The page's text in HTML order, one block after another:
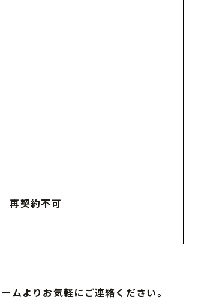
再契約不可
ムよりお気軽にご連絡ください。